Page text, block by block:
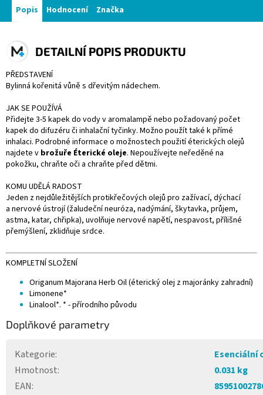
Popis Hodnocení Značka
DETAILNÍ POPIS PRODUKTU
PŘEDSTAVENÍ
Bylinná kořenitá vůně s dřevitým nádechem.
JAK SE POUŽÍVÁ
Přidejte 3-5 kapek do vody v aromalampě nebo požadovaný počet
kapek do difuzéru či inhalační tyčinky. Možno použít také k přímé
inhalaci. Podrobné informace o možnostech použití éterických olejů
najdete v brožuře Éterické oleje. Nepoužívejte neředěné na
pokožku, chraňte oči a chraňte před dětmi.
KOMU UDĚLÁ RADOST
Jeden z nejdůležitějších protikřečových olejů pro zažívací, dýchací
a nervové ústrojí (žaludeční neuróza, nadýmání, škytavka, průjem,
astma, katar, chřipka), uvolňuje nervové napětí, nespavost, přílišné
přemýšlení, zklidňuje srdce.
KOMPLETNÍ SLOŽENÍ
Origanum Majorana Herb Oil (éterický olej z majoránky zahradní)
Limonene*
Linalool*. * - přírodního původu
Doplňkové parametry
Kategorie:
Esenciální
Hmotnost:
0.031 kg
EAN: